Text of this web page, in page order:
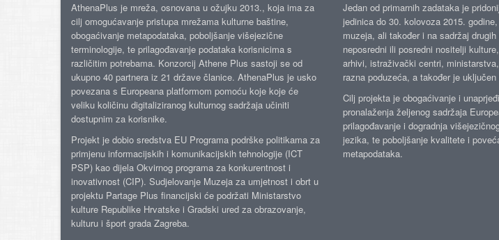
AthenaPlus je mreža, osnovana u ožujku 2013., koja ima za
cilj omogućavanje pristupa mrežama kulturne baštine,
obogaćivanje metapodataka, poboljšanje višejezične
terminologije, te prilagođavanje podataka korisnicima s
različitim potrebama. Konzorcij Athene Plus sastoji se od
ukupno 40 partnera iz 21 države članice. AthenaPlus je usko
povezana s Europeana platformom pomoću koje koje će
veliku količinu digitaliziranog kulturnog sadržaja učiniti
dostupnim za korisnike.
Projekt je dobio sredstva EU Programa podrške politikama za
primjenu informacijskih i komunikacijskih tehnologije (ICT
PSP) kao dijela Okvirnog programa za konkurentnost i
inovativnost (CIP). Sudjelovanje Muzeja za umjetnost i obrt u
projektu Partage Plus financijski će podržati Ministarstvo
kulture Republike Hrvatske i Gradski ured za obrazovanje,
kulturu i šport grada Zagreba.
Jedan od primarnih zadataka je
jedinica do 30. kolovoza 2015.
muzeja, ali također i na sadržaj
neposredni ili posredni nositelji
arhivi, istraživački centri,
razna poduzeća, a također je
Cilj projekta je obogaćivanje i
pronalaženja željenog sadržaja
prilagođavanje i dogradnja
jezika, te poboljšanje kvalitete i
metapodataka.